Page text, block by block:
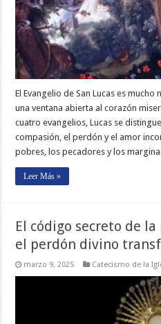
El Evangelio de San Lucas es
una ventana abierta al corazón
cuatro evangelios, Lucas se
compasión, el perdón y el amor
pobres, los pecadores y los
Leer Más »
El código secreto de
el perdón divino
marzo 9, 2025 Catecismo de la